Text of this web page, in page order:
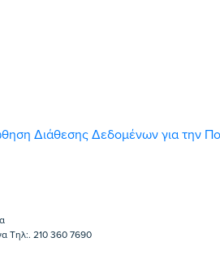
Διάθεσης Δεδομένων για την
Τηλ:. 210 360 7690